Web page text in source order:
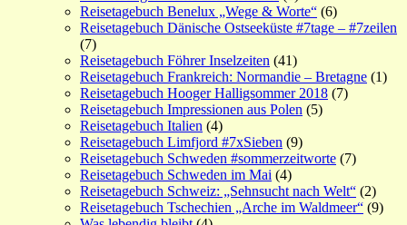
Reisetagebuch Benelux „Wege & Worte“ (6)
Reisetagebuch Dänische Ostseeküste #7tage – #7zeilen
(7)
Reisetagebuch Föhrer Inselzeiten (41)
Reisetagebuch Frankreich: Normandie – Bretagne (1)
Reisetagebuch Hooger Halligsommer 2018 (7)
Reisetagebuch Impressionen aus Polen (5)
Reisetagebuch Italien (4)
Reisetagebuch Limfjord #7xSieben (9)
Reisetagebuch Schweden #sommerzeitworte (7)
Reisetagebuch Schweden im Mai (4)
Reisetagebuch Schweiz: „Sehnsucht nach Welt“ (2)
Reisetagebuch Tschechien „Arche im Waldmeer“ (9)